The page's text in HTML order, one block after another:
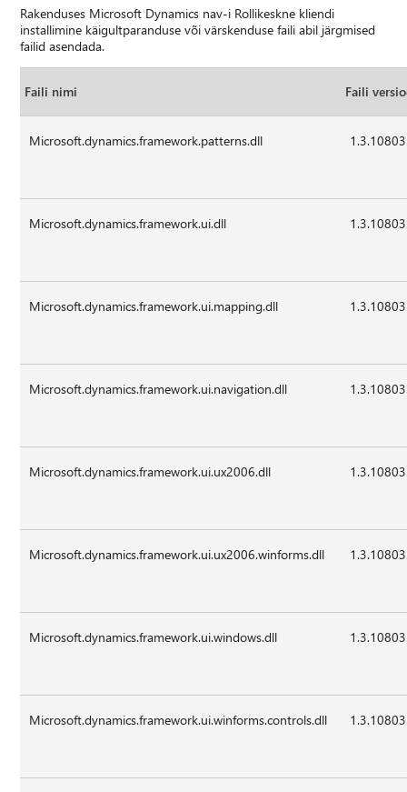
Rakenduses Microsoft Dynamics nav-i Rollikeskne kliendi
installimine käigultparanduse või värskenduse faili abil järgmised
failid asendada.
Faili nimi Faili
Microsoft.dynamics.framework.patterns.dll
Microsoft.dynamics.framework.ui.dll
Microsoft.dynamics.framework.ui.mapping.dll
Microsoft.dynamics.framework.ui.navigation.dll
Microsoft.dynamics.framework.ui.ux2006.dll
Microsoft.dynamics.framework.ui.ux2006.winforms.dll
Microsoft.dynamics.framework.ui.windows.dll
Microsoft.dynamics.framework.ui.winforms.controls.dll